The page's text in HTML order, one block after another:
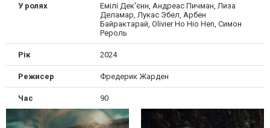
У ролях
Емілі Дек'єнн, Андреас Пичман, Лиза
Деламар, Лукас Эбел, Арбен
Байрактарай, Olivier Ho Hio Hen, Симон
Рероль
Рік 2024
Режисер Фредерик Жарден
Час 90